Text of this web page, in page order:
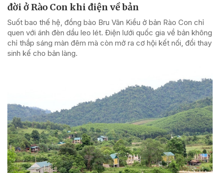
đời ở Rào Con khi điện về bản
Suốt bao thế hệ, đồng bào Bru Vân Kiều ở bản Rào Con chỉ
quen với ánh đèn dầu leo lét. Điện lưới quốc gia về bản không
chỉ thắp sáng màn đêm mà còn mở ra cơ hội kết nối, đổi thay
sinh kế cho bản làng.